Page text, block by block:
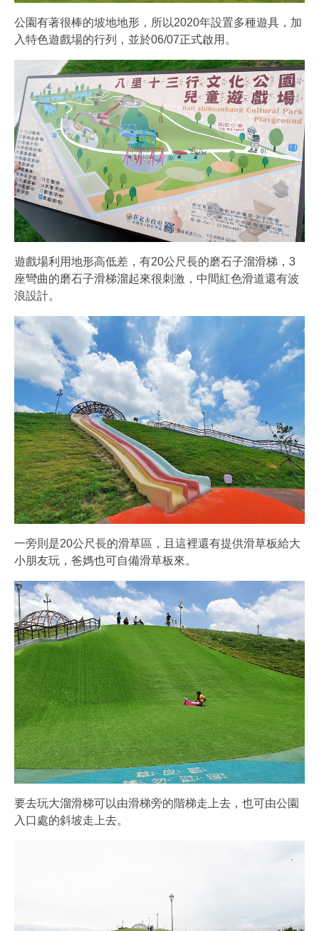
公園有著很棒的坡地地形，所以2020年設置多種遊具，加
入特色遊戲場的行列，並於06/07正式啟用。
遊戲場利用地形高低差，有20公尺長的磨石子溜滑梯，3
座彎曲的磨石子滑梯溜起來很刺激，中間紅色滑道還有波
浪設計。
一旁則是20公尺長的滑草區，且這裡還有提供滑草板給大
小朋友玩，爸媽也可自備滑草板來。
要去玩大溜滑梯可以由滑梯旁的階梯走上去，也可由公園
入口處的斜坡走上去。